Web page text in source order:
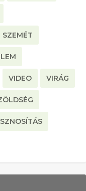
SZEMÉT
VIDEO VIRÁG